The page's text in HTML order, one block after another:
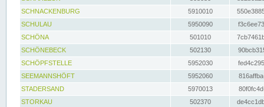
SCHNACKENBURG
5910010
SCHULAU
5950090
SCHÖNA
501010
SCHÖNEBECK
502130
SCHÖPFSTELLE
5952030
SEEMANNSHÖFT
5952060
STADERSAND
5970013
STORKAU
502370